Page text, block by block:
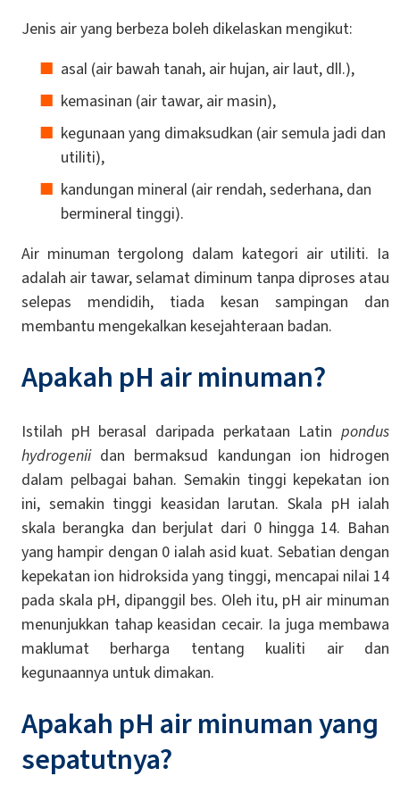
Jenis air yang berbeza boleh dikelaskan mengikut:
asal (air bawah tanah, air hujan, air laut, dll.),
kemasinan (air tawar, air masin),
kegunaan yang dimaksudkan (air semula jadi dan
utiliti),
kandungan mineral (air rendah, sederhana, dan
bermineral tinggi).
Air minuman tergolong dalam kategori air utiliti. Ia
adalah air tawar, selamat diminum tanpa diproses atau
selepas mendidih, tiada kesan sampingan dan
membantu mengekalkan kesejahteraan badan.
Apakah pH air minuman?
Istilah pH berasal daripada perkataan Latinpondus
hydrogeniidan bermaksud kandungan ion hidrogen
dalam pelbagai bahan. Semakin tinggi kepekatan ion
ini, semakin tinggi keasidan larutan. Skala pH ialah
skala berangka dan berjulat dari 0 hingga 14. Bahan
yang hampir dengan 0 ialah asid kuat. Sebatian dengan
kepekatan ion hidroksida yang tinggi, mencapai nilai 14
pada skala pH, dipanggil bes. Oleh itu, pH air minuman
menunjukkan tahap keasidan cecair. Ia juga membawa
maklumat berharga tentang kualiti air dan
kegunaannya untuk dimakan.
Apakah pH air minuman yang
sepatutnya?